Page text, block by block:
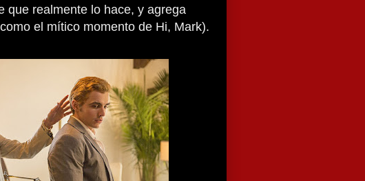
que realmente lo hace, y agrega
el mítico momento de Hi, Mark).